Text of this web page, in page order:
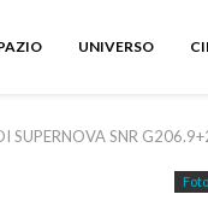
UNIVERSO
SUPERNOVA SNR